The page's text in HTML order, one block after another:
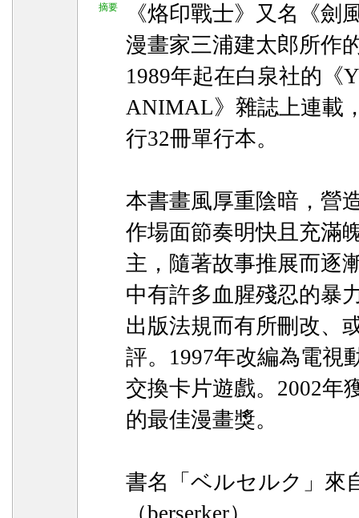
摘要
《烙印戰士》又名《劍
漫畫家三浦建太郎所作
1989年起在白泉社的《
ANIMAL》雜誌上連載
行32冊單行本。
本書畫風厚重陰暗，營
作場面節奏明快且充滿
主，隨著故事推展而逐
中有許多血腥殘忍的暴
出版法規而有所刪改、
評。1997年改編為電視
交換卡片遊戲。2002年
的最佳漫畫獎。
書名「ベルセルク」來
（berserker）。